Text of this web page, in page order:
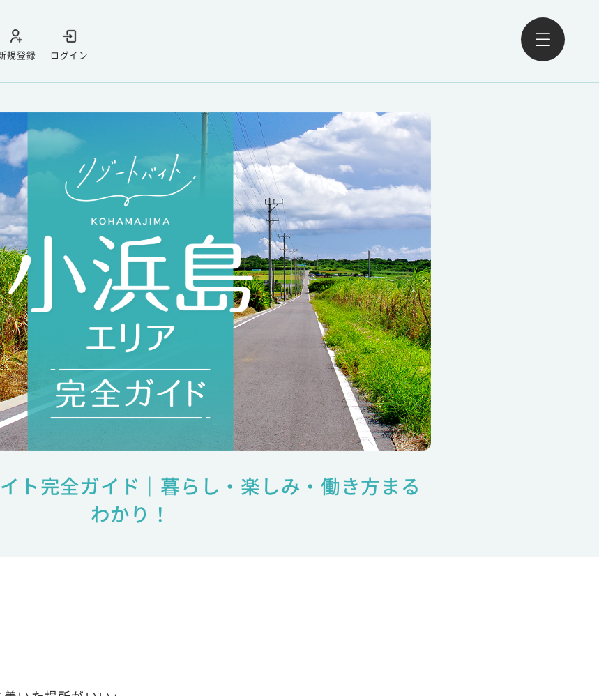
ログイン
規登録
ト完全ガイド｜暮らし・楽しみ・働き方まる
わかり！